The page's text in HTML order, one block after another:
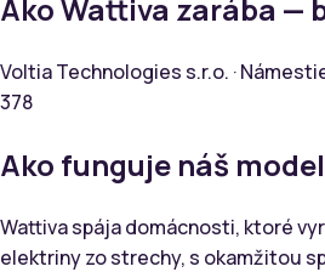
Ako Wattiva zarába —
Voltia Technologies s.r.o. ·
378
Ako funguje náš model
Wattiva spája domácnosti, ktoré
elektriny zo strechy, s okamžitou